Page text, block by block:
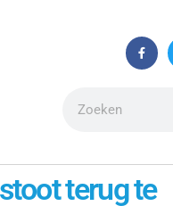
terug te